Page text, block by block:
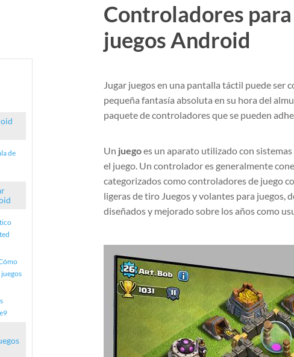
de
Controladores
juegos Android
Jugar juegos en una pantalla táctil puede ser
pequeña fantasía absoluta en su hora del
paquete de controladores que se pueden
Un juegoes un aparato utilizado con
el juego. Un controlador es generalmente
categorizados como controladores de juego
ligeras de tiro Juegos y volantes para juegos,
diseñados y mejorado sobre los años como